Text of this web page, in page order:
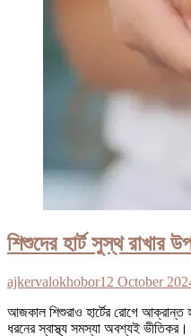
শিশুদের হার্ট সুস্থ রাখার
ajkervalokhobor12 October
আজকাল শিশুরাও হার্টের রোগে আক্রান্ত
ধরনের স্বাস্থ্য সমস্যা অবশ্যই